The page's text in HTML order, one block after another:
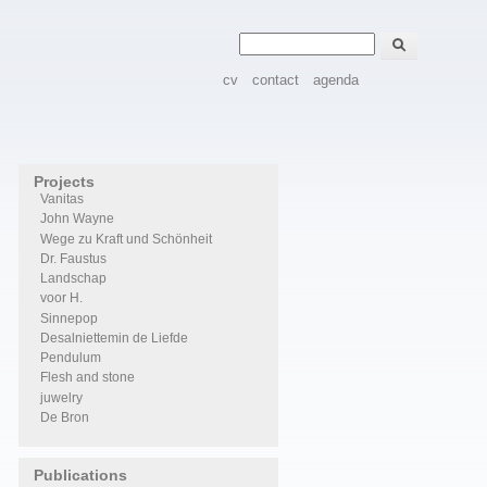
cv contact agenda
Zoekveld
Zoeken
Projects
Vanitas
John Wayne
Wege zu Kraft und Schönheit
Dr. Faustus
Landschap
voor H.
Sinnepop
Desalniettemin de Liefde
Pendulum
Flesh and stone
juwelry
De Bron
Publications